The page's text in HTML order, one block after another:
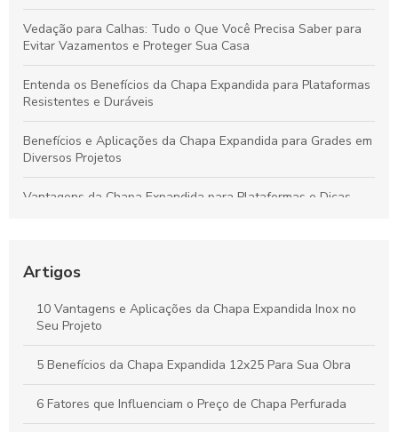
Vedação para Calhas: Tudo o Que Você Precisa Saber para
Evitar Vazamentos e Proteger Sua Casa
Entenda os Benefícios da Chapa Expandida para Plataformas
Resistentes e Duráveis
Benefícios e Aplicações da Chapa Expandida para Grades em
Diversos Projetos
Vantagens da Chapa Expandida para Plataformas e Dicas
Benefícios e Usos Fundamentais
Chapa Expandida: Ideias Criativas e Soluções Eficientes para
Seus Projetos
Vantagens da Chapa Perfurada de 6mm para Aplicações
Industriais e Criativas
Artigos
10 Vantagens e Aplicações da Chapa Expandida Inox no
Seu Projeto
5 Benefícios da Chapa Expandida 12x25 Para Sua Obra
6 Fatores que Influenciam o Preço de Chapa Perfurada